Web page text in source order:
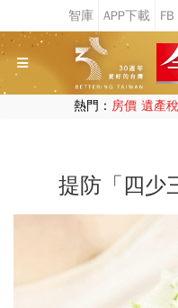
熱門： 房價 遺產
提防「四少